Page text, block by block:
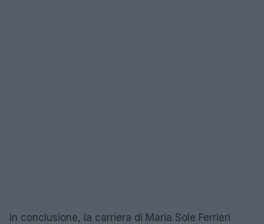
In conclusione, la carriera di Maria Sole Ferrieri